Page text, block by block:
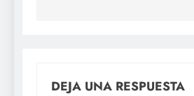
DEJA UNA RESPUESTA